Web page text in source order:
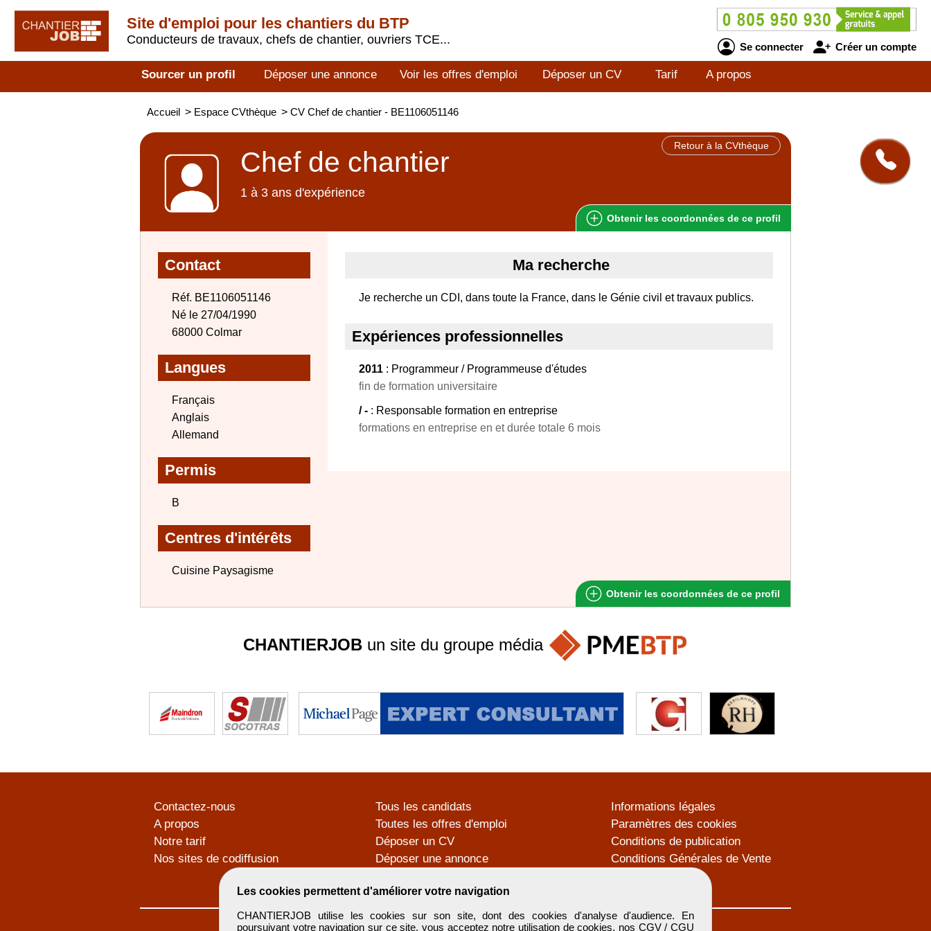
Site d'emploi pour les chantiers du BTP
Conducteurs de travaux, chefs de chantier, ouvriers TCE...
Se connecter Créer un compte
Sourcer un profil Déposer une annonce Voir les offres d'emploi Déposer un CV Tarif A propos
Accueil > Espace CVthèque > CV Chef de chantier - BE1106051146
Retour à la CVthèque
Chef de chantier
1 à 3 ans d'expérience
Obtenir les coordonnées de ce profil
Contact
Réf. BE1106051146
Né le 27/04/1990
68000 Colmar
Langues
Français
Anglais
Allemand
Permis
B
Centres d'intérêts
Cuisine Paysagisme
Ma recherche
Je recherche un CDI, dans toute la France, dans le Génie civil et travaux publics.
Expériences professionnelles
2011 : Programmeur / Programmeuse d'études
fin de formation universitaire
/ - : Responsable formation en entreprise
formations en entreprise en et durée totale 6 mois
Obtenir les coordonnées de ce profil
Les cookies permettent d'améliorer votre navigation
CHANTIERJOB utilise les cookies sur son site, dont des cookies d'analyse d'audience. En
poursuivant votre navigation sur ce site, vous acceptez notre utilisation de cookies, nos CGV / CGU
CHANTIERJOBun site du groupe média
Contactez-nous
A propos
Notre tarif
Nos sites de codiffusion
Tous les candidats
Toutes les offres d'emploi
Déposer un CV
Déposer une annonce
Informations légales
Paramètres des cookies
Conditions de publication
Conditions Générales de Vente